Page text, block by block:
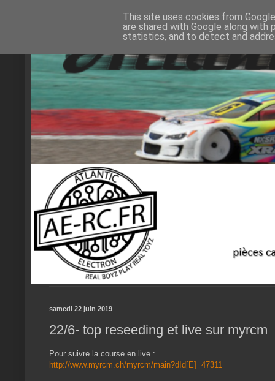
samedi 22 juin 2019
22/6- top reseeding et live sur myrcm
Pour suivre la course en live :
http://www.myrcm.ch/myrcm/main?dId[E]=47311
This site uses cookies from
are shared with Google along
statistics, and to detect and